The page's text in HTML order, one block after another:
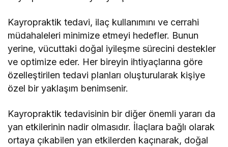
Kayropraktik tedavi, ilaç kullanımını ve cerrahi
müdahaleleri minimize etmeyi hedefler. Bunun
yerine, vücuttaki doğal iyileşme sürecini destekler
ve optimize eder. Her bireyin ihtiyaçlarına göre
özelleştirilen tedavi planları oluşturularak kişiye
özel bir yaklaşım benimsenir.
Kayropraktik tedavisinin bir diğer önemli yararı da
yan etkilerinin nadir olmasıdır. İlaçlara bağlı olarak
ortaya çıkabilen yan etkilerden kaçınarak, doğal